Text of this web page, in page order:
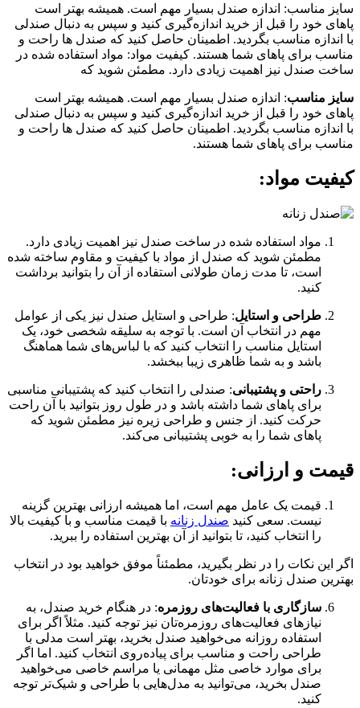
سایز مناسب: اندازه صندل بسیار مهم است. همیشه بهتر است
پاهای خود را قبل از خرید اندازه‌گیری کنید و سپس به دنبال صندلی
با اندازه مناسب بگردید. اطمینان حاصل کنید که صندل ها راحت و
مناسب برای پاهای شما هستند. کیفیت مواد: مواد استفاده شده در
ساخت صندل نیز اهمیت زیادی دارد. مطمئن شوید که
سایز مناسب: اندازه صندل بسیار مهم است. همیشه بهتر است
پاهای خود را قبل از خرید اندازه‌گیری کنید و سپس به دنبال صندلی
با اندازه مناسب بگردید. اطمینان حاصل کنید که صندل ها راحت و
مناسب برای پاهای شما هستند.
کیفیت مواد:
مواد استفاده شده در ساخت صندل نیز اهمیت زیادی دارد.
مطمئن شوید که صندل از مواد با کیفیت و مقاوم ساخته شده
است، تا مدت زمان طولانی استفاده از آن را بتوانید برداشت
کنید.
طراحی و استایل: طراحی و استایل صندل نیز یکی از عوامل
مهم در انتخاب آن است. با توجه به سلیقه شخصی خود، یک
استایل مناسب را انتخاب کنید که با لباس‌های شما هماهنگ
باشد و به شما ظاهری زیبا ببخشد.
راحتی و پشتیبانی: صندلی را انتخاب کنید که پشتیبانی مناسبی
برای پاهای شما داشته باشد و در طول روز بتوانید با آن راحت
حرکت کنید. از جنس و طراحی زیره نیز مطمئن شوید که
پاهای شما را به خوبی پشتیبانی می‌کند.
قیمت و ارزانی:
قیمت یک عامل مهم است، اما همیشه ارزانی بهترین گزینه
نیست. سعی کنید صندل زنانه با قیمت مناسب و با کیفیت بالا
را انتخاب کنید، تا بتوانید از آن بهترین استفاده را ببرید.
اگر این نکات را در نظر بگیرید، مطمئناً موفق خواهید بود در انتخاب
بهترین صندل زنانه برای خودتان.
سازگاری با فعالیت‌های روزمره: در هنگام خرید صندل، به
نیازهای فعالیت‌های روزمره‌تان نیز توجه کنید. مثلاً اگر برای
استفاده روزانه می‌خواهید صندل بخرید، بهتر است مدلی با
طراحی راحت و مناسب برای پیاده‌روی انتخاب کنید. اما اگر
برای موارد خاصی مثل مهمانی یا مراسم خاصی می‌خواهید
صندل بخرید، می‌توانید به مدل‌هایی با طراحی و شیک‌تر توجه
کنید.